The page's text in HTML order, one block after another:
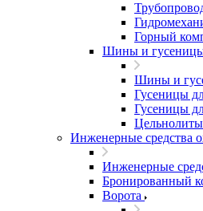
Горный
Шины и
Шины и
Гусеницы
Гусеницы
Инженерные средства
Инженерные
Бронированный
Ворота